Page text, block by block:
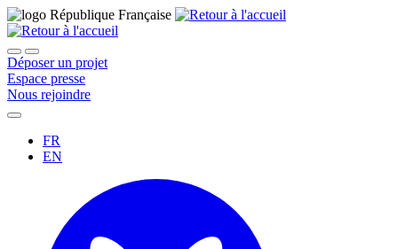
Déposer un projet
Espace presse
Nous rejoindre
FR
EN